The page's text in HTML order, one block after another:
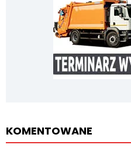
KOMENTOWANE